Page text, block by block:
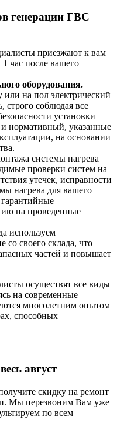
генерации ГВС
приезжают к вам
час после вашего
оборудования.
на пол электрический
строго соблюдая все
установки
и нормативный, указанные
на основании
системы нагрева
проверки систем на
утечек, исправности
нагрева для вашего
на проведенные
используем
со своего склада, что
частей и повышает
осуществят все виды
на современные
многолетним опытом
способных
весь август
скидку на ремонт
Мы перезвоним Вам уже
по всем